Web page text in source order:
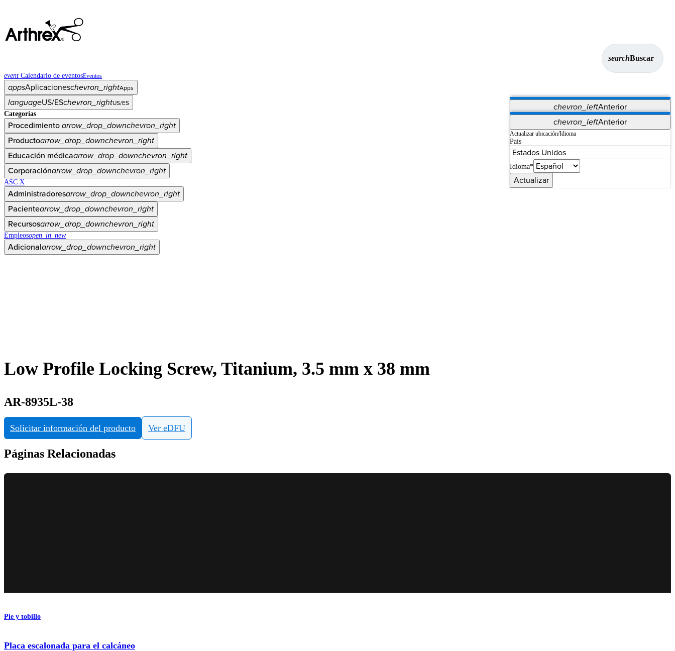
searchBuscar
event Calendario de eventosEventos
appsAplicacioneschevron_rightApps
chevron_leftAnterior
Vet Systems OrthoPedia Patient
Supplier Portal
Synergy Imaging & Resection
languageUS/ESchevron_rightUS/ES
chevron_leftAnterior
Actualizar ubicación/Idioma
País
Idioma*
Actualizar
Categorías
Procedimientoarrow_drop_downchevron_right
Productoarrow_drop_downchevron_right
Educación médicaarrow_drop_downchevron_right
Corporaciónarrow_drop_downchevron_right
ASC X
Administradoresarrow_drop_downchevron_right
Pacientearrow_drop_downchevron_right
Recursosarrow_drop_downchevron_right
Empleosopen_in_new
Adicionalarrow_drop_downchevron_right
Low Profile Locking Screw, Titanium, 3.5 mm x 38 mm
AR-8935L-38
Solicitar información del producto Ver eDFU
Páginas Relacionadas
Pie y tobillo
Placa escalonada para el calcáneo